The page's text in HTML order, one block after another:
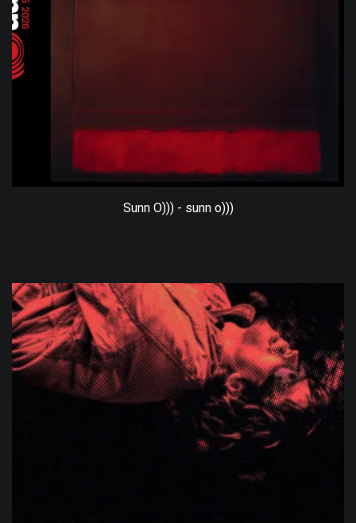
Sunn O))) - sunn o)))